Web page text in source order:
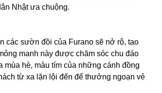
Nhật ưa chuộng.
các sườn đồi của Furano sẽ nở rộ, tạo
manh này được chăm sóc chu đáo
hè, màu tím của những cánh đồng
từ xa lặn lội đến để thưởng ngoạn vẻ